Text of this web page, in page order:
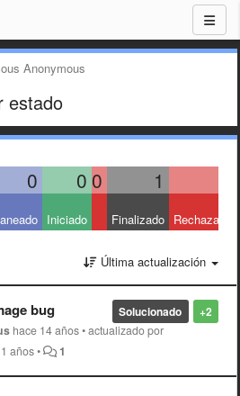
Anonymous
estado
0 0 0 1
Iniciado Finalizado Rechazado
Última actualización
+2
Solucionado
bug
hace 14 años•actualizado por
años• 1